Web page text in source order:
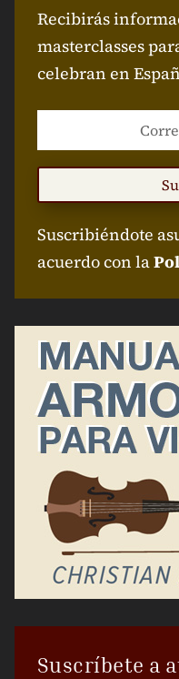
Recibirás
masterclasses
celebran en
Suscribiéndote
acuerdo con la
Suscríbete a